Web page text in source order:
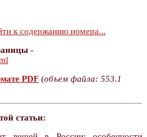
к содержанию номера...
-
PDF (объем файла: 553.1
статьи: